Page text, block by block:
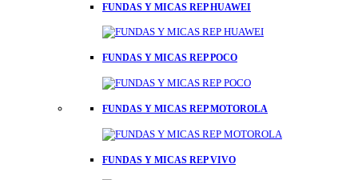
FUNDAS Y MICAS REP HUAWEI
FUNDAS Y MICAS REP POCO
FUNDAS Y MICAS REP MOTOROLA
FUNDAS Y MICAS REP VIVO